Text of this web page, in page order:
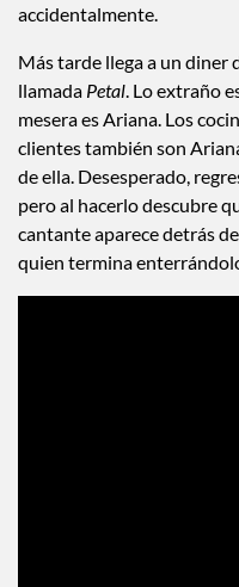
accidentalmente.
Más tarde llega a un diner
llamada Petal. Lo extraño
mesera es Ariana. Los
clientes también son
de ella. Desesperado,
pero al hacerlo descubre
cantante aparece detrás
quien termina